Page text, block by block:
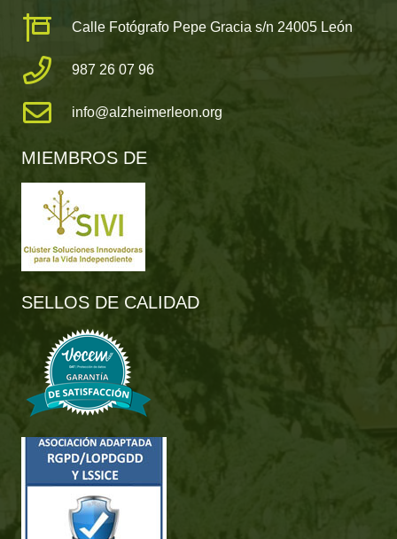
Calle Fotógrafo Pepe Gracia s/n 24005 León
987 26 07 96
info@alzheimerleon.org
MIEMBROS DE
SELLOS DE CALIDAD